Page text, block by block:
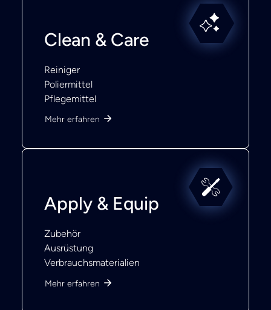
Clean & Care
Reiniger
Poliermittel
Pflegemittel
Mehr erfahren
Apply & Equip
Zubehör
Ausrüstung
Verbrauchsmaterialien
Mehr erfahren